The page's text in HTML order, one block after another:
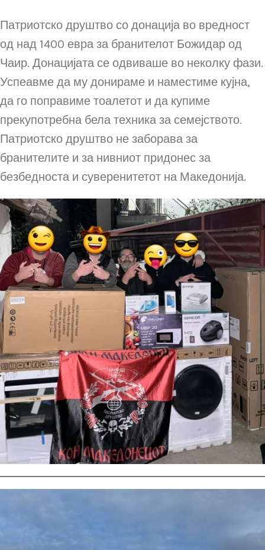
Патриотско друштво со донација во вредност
од над 1400 евра за бранителот Божидар од
Чаир. Донацијата се одвиваше во неколку фази.
Успеавме да му донираме и наместиме кујна,
да го поправиме тоалетот и да купиме
прекупотребна бела техника за семејството.
Патриотско друштво не заборава за
бранителите и за нивниот придонес за
безбедноста и суверенитетот на Македонија.